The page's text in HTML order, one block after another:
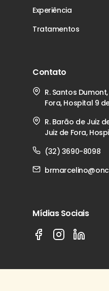
Experiência
Tratamentos
Contato
R. Santos
Fora, Hospital 9
R. Barão de Juiz
Juiz de Fora,
(32) 3690-8098
Mídias Sociais